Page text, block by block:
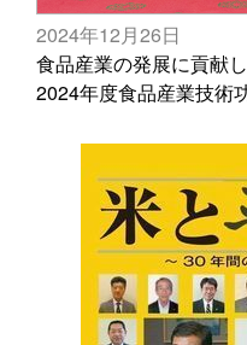
2024年12月26日
食品産業の発展に貢献
2024年度食品産業技術